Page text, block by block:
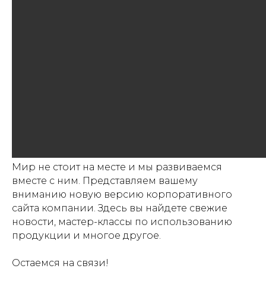
Мир не стоит на месте и мы развиваемся
вместе с ним. Представляем вашему
вниманию новую версию корпоративного
сайта компании. Здесь вы найдете свежие
новости, мастер-классы по использованию
продукции и многое другое.
Остаемся на связи!